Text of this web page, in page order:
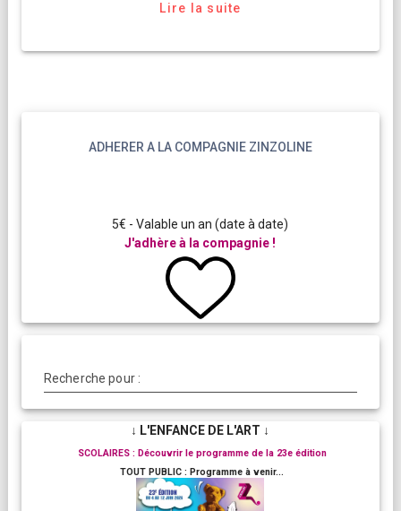
Lire la suite
ADHERER A LA COMPAGNIE ZINZOLINE
5€ - Valable un an (date à date)
J'adhère à la compagnie !
Recherche pour :
↓ L'ENFANCE DE L'ART ↓
SCOLAIRES : Découvrir le programme de la 23e édition
TOUT PUBLIC : Programme à venir...